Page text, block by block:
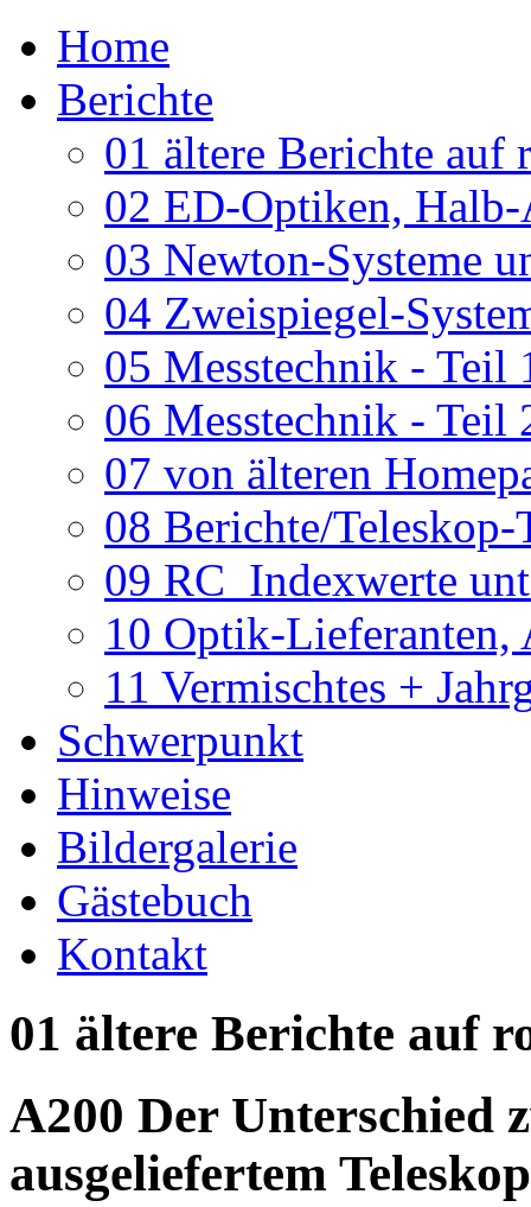
Home
Berichte
01 ältere Berichte auf
02 ED-Optiken, Halb-
03 Newton-Systeme
04 Zweispiegel-
05 Messtechnik - Teil
06 Messtechnik - Teil
07 von älteren
08 Berichte/
09 RC_Indexwerte
10 Optik-Lieferanten,
11 Vermischtes +
Schwerpunkt
Hinweise
Bildergalerie
Gästebuch
Kontakt
01 ältere Berichte auf
A200 Der Unterschied
ausgeliefertem